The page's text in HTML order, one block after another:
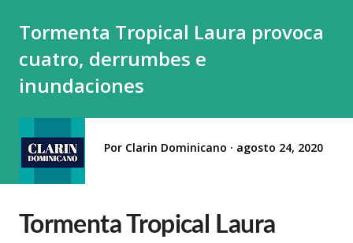
Tormenta Tropical Laura provoca
cuatro, derrumbes e
inundaciones
Por Clarin Dominicano agosto 24, 2020
Tormenta Tropical Laura